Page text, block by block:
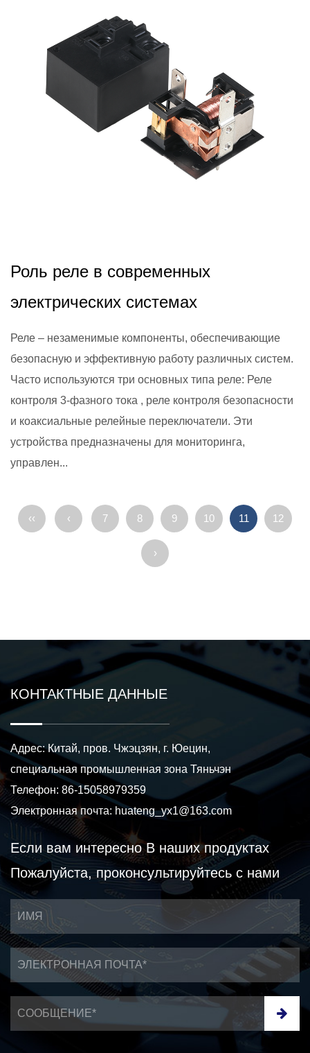
Роль реле в современных
электрических системах
Реле – незаменимые компоненты, обеспечивающие
безопасную и эффективную работу различных систем.
Часто используются три основных типа реле: Реле
контроля 3-фазного тока , реле контроля безопасности
и коаксиальные релейные переключатели. Эти
устройства предназначены для мониторинга,
управлен...
‹‹ ‹ 7 8 9 10 11 12
›
КОНТАКТНЫЕ ДАННЫЕ
Адрес: Китай, пров. Чжэцзян, г. Юецин,
специальная промышленная зона Тяньчэн
Телефон: 86-15058979359
Электронная почта: huateng_yx1@163.com
Если вам интересноВ наших продуктах
Пожалуйста, проконсультируйтесь с нами